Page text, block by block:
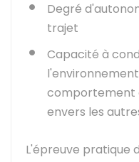
Degré
trajet
Capacité à
comportement
envers les
L'épreuve pratique